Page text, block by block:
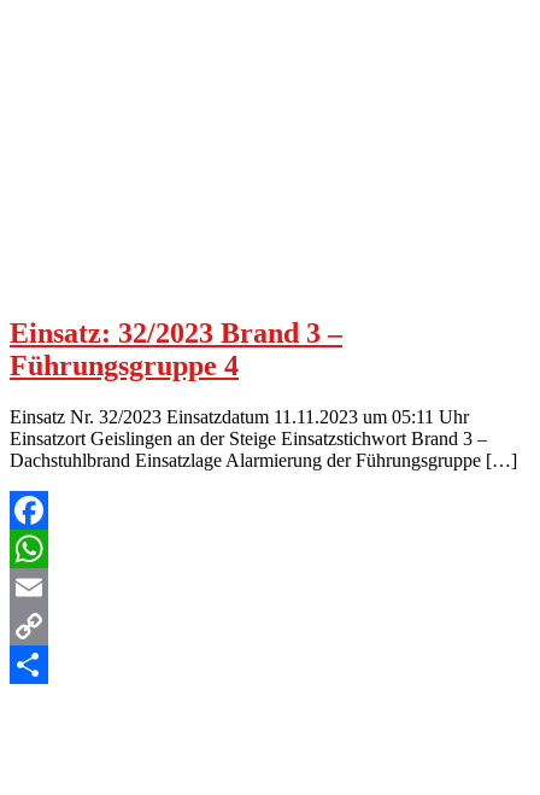
Einsatz: 32/2023 Brand 3 –
Führungsgruppe 4
Einsatz Nr. 32/2023 Einsatzdatum 11.11.2023 um 05:11 Uhr
Einsatzort Geislingen an der Steige Einsatzstichwort Brand 3 –
Dachstuhlbrand Einsatzlage Alarmierung der Führungsgruppe […]
Facebook
WhatsApp
Email
Copy